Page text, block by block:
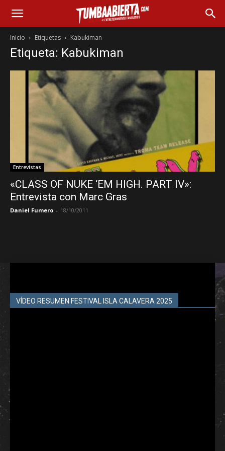
Inicio Etiquetas Kabukiman
Etiqueta: Kabukiman
Entrevistas
«CLASS OF NUKE ‘EM HIGH. PART IV»:
Entrevista con Marc Gras
Daniel Fumero - 18/10/2011
VÍDEO RESUMEN FESTIVAL ISLA CALAVERA 2025